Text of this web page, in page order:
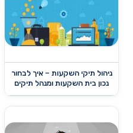
ניהול תיקי השקעות – איך לבחור
נכון בית השקעות ומנהל תיקים